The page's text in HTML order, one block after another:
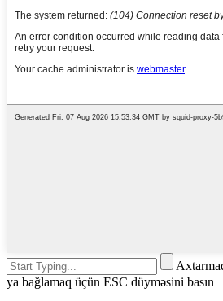
ya bağlamaq üçün ESC düyməsini basın